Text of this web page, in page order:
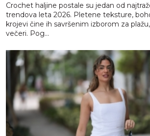
Crochet haljine postale su jedan od
trendova leta 2026. Pletene teksture,
krojevi čine ih savršenim izborom za
večeri. Pog...